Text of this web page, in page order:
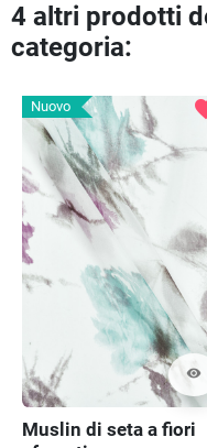
4 altri prodotti
categoria:
Nuovo
visibility
Muslin di seta a fiori